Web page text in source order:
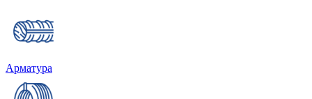
Арматура